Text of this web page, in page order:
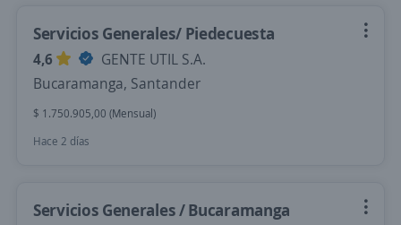
Servicios Generales/ Piedecuesta
4,6
GENTE UTIL S.A.
Bucaramanga, Santander
$ 1.750.905,00 (Mensual)
Hace 2 días
Servicios Generales / Bucaramanga